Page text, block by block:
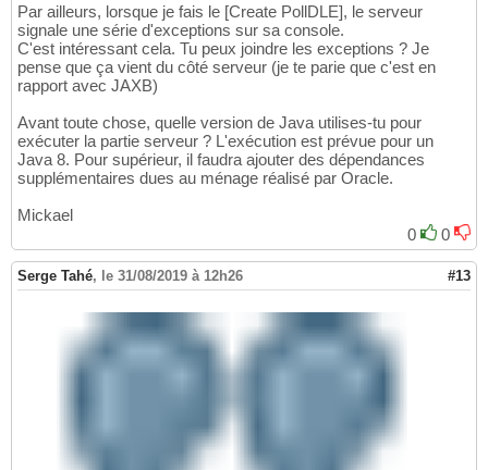
Par ailleurs, lorsque je fais le [Create PollDLE], le serveur
signale une série d'exceptions sur sa console.
C'est intéressant cela. Tu peux joindre les exceptions ? Je
pense que ça vient du côté serveur (je te parie que c'est en
rapport avec JAXB)
Avant toute chose, quelle version de Java utilises-tu pour
exécuter la partie serveur ? L'exécution est prévue pour un
Java 8. Pour supérieur, il faudra ajouter des dépendances
supplémentaires dues au ménage réalisé par Oracle.
Mickael
0
0
Serge Tahé, le 31/08/2019 à 12h26 #13